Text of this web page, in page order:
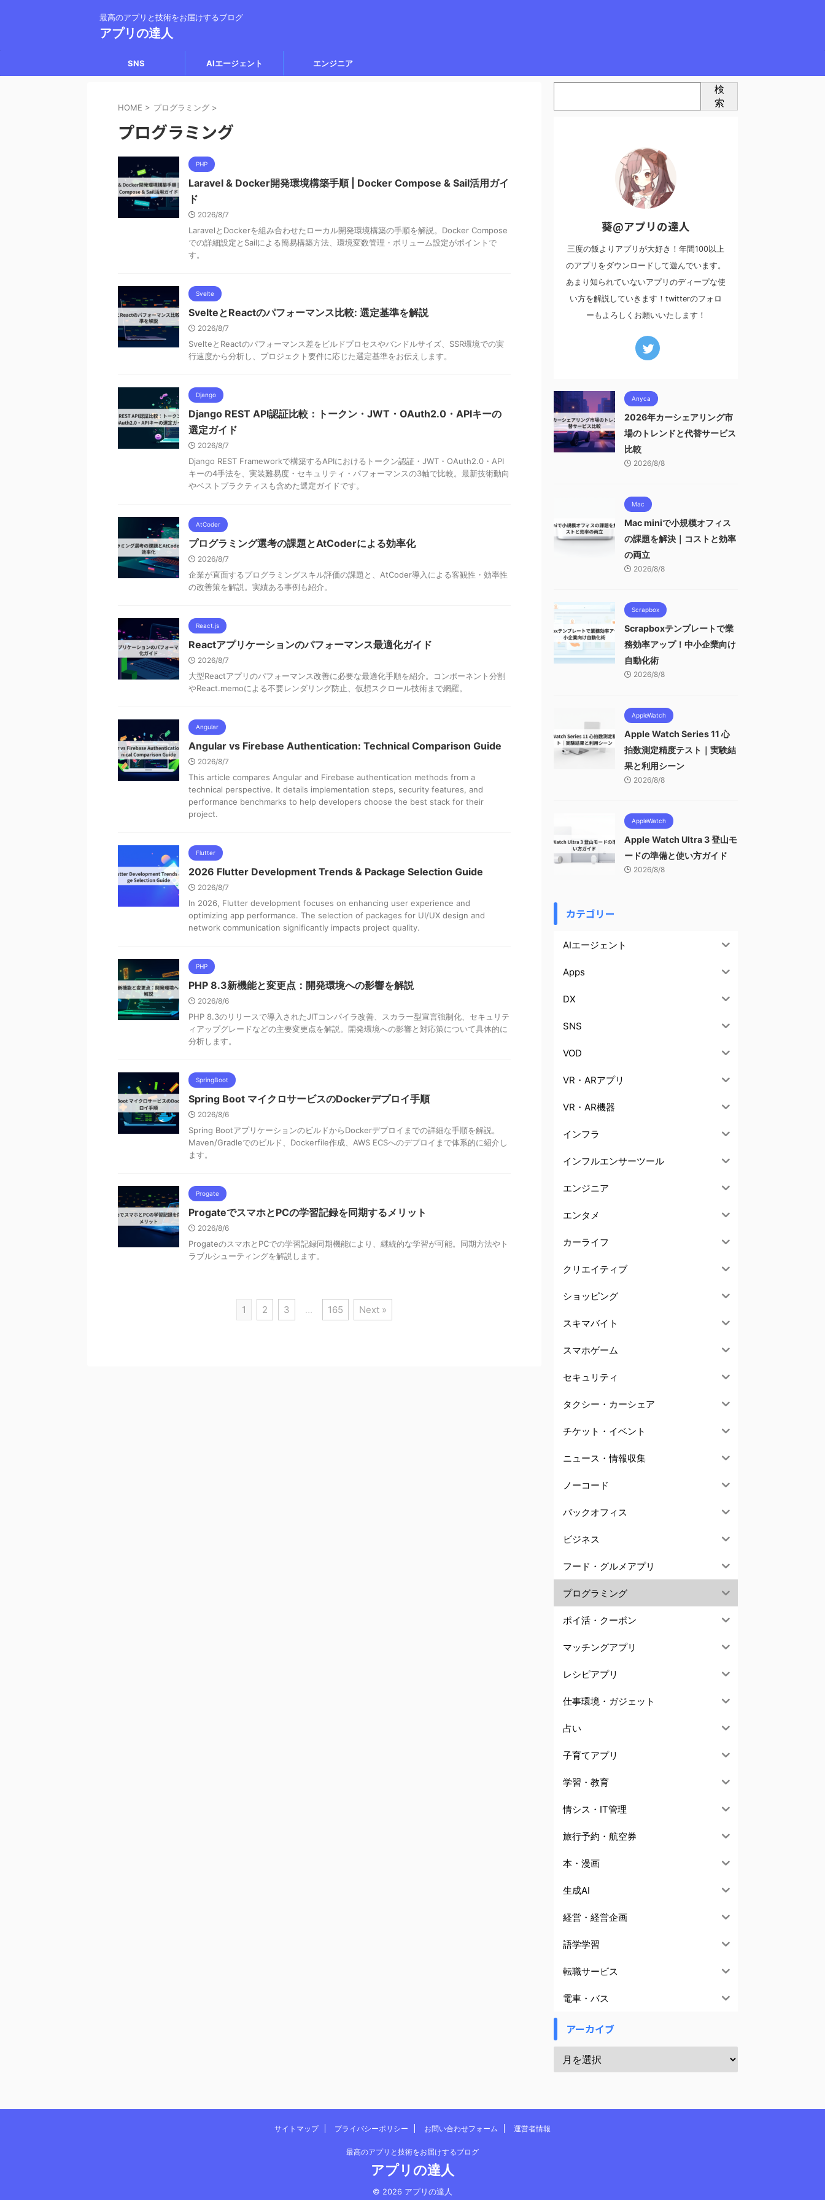
最高のアプリと技術をお届けするブログ
アプリの達人
SNS AIエージェント エンジニア
HOME > プログラミング >
プログラミング
PHP
Laravel & Docker開発環境構築手順 | Docker Compose & Sail活用ガイ
ド
2026/8/7
LaravelとDockerを組み合わせたローカル開発環境構築の手順を解説。Docker Compose
での詳細設定とSailによる簡易構築方法、環境変数管理・ボリューム設定がポイントで
す。
Svelte
SvelteとReactのパフォーマンス比較: 選定基準を解説
2026/8/7
SvelteとReactのパフォーマンス差をビルドプロセスやバンドルサイズ、SSR環境での実
行速度から分析し、プロジェクト要件に応じた選定基準をお伝えします。
Django
Django REST API認証比較：トークン・JWT・OAuth2.0・APIキーの
選定ガイド
2026/8/7
Django REST Frameworkで構築するAPIにおけるトークン認証・JWT・OAuth2.0・API
キーの4手法を、実装難易度・セキュリティ・パフォーマンスの3軸で比較。最新技術動向
やベストプラクティスも含めた選定ガイドです。
AtCoder
プログラミング選考の課題とAtCoderによる効率化
2026/8/7
企業が直面するプログラミングスキル評価の課題と、AtCoder導入による客観性・効率性
の改善策を解説。実績ある事例も紹介。
React.js
Reactアプリケーションのパフォーマンス最適化ガイド
2026/8/7
大型Reactアプリのパフォーマンス改善に必要な最適化手順を紹介。コンポーネント分割
やReact.memoによる不要レンダリング防止、仮想スクロール技術まで網羅。
Angular
Angular vs Firebase Authentication: Technical Comparison Guide
2026/8/7
This article compares Angular and Firebase authentication methods from a
technical perspective. It details implementation steps, security features, and
performance benchmarks to help developers choose the best stack for their
project.
Flutter
2026 Flutter Development Trends & Package Selection Guide
2026/8/7
In 2026, Flutter development focuses on enhancing user experience and
optimizing app performance. The selection of packages for UI/UX design and
network communication significantly impacts project quality.
PHP
PHP 8.3新機能と変更点：開発環境への影響を解説
2026/8/6
PHP 8.3のリリースで導入されたJITコンパイラ改善、スカラー型宣言強制化、セキュリテ
ィアップグレードなどの主要変更点を解説。開発環境への影響と対応策について具体的に
分析します。
SpringBoot
Spring Boot マイクロサービスのDockerデプロイ手順
2026/8/6
Spring BootアプリケーションのビルドからDockerデプロイまでの詳細な手順を解説。
Maven/Gradleでのビルド、Dockerfile作成、AWS ECSへのデプロイまで体系的に紹介し
ます。
Progate
ProgateでスマホとPCの学習記録を同期するメリット
2026/8/6
ProgateのスマホとPCでの学習記録同期機能により、継続的な学習が可能。同期方法やト
ラブルシューティングを解説します。
1 2 3 … 165 Next »
検
索
葵@アプリの達人
三度の飯よりアプリが大好き！年間100以上
のアプリをダウンロードして遊んでいます。
あまり知られていないアプリのディープな使
い方を解説していきます！twitterのフォロ
ーもよろしくお願いいたします！
Anyca
2026年カーシェアリング市
場のトレンドと代替サービス
比較
2026/8/8
Mac
Mac miniで小規模オフィス
の課題を解決｜コストと効率
の両立
2026/8/8
Scrapbox
Scrapboxテンプレートで業
務効率アップ！中小企業向け
自動化術
2026/8/8
AppleWatch
Apple Watch Series 11 心
拍数測定精度テスト｜実験結
果と利用シーン
2026/8/8
AppleWatch
Apple Watch Ultra 3 登山モ
ードの準備と使い方ガイド
2026/8/8
カテゴリー
AIエージェント
Apps
DX
SNS
VOD
VR・ARアプリ
VR・AR機器
インフラ
インフルエンサーツール
エンジニア
エンタメ
カーライフ
クリエイティブ
ショッピング
スキマバイト
スマホゲーム
セキュリティ
タクシー・カーシェア
チケット・イベント
ニュース・情報収集
ノーコード
バックオフィス
ビジネス
フード・グルメアプリ
プログラミング
ポイ活・クーポン
マッチングアプリ
レシピアプリ
仕事環境・ガジェット
占い
子育てアプリ
学習・教育
情シス・IT管理
旅行予約・航空券
本・漫画
生成AI
経営・経営企画
語学学習
転職サービス
電車・バス
アーカイブ
サイトマップ プライバシーポリシー お問い合わせフォーム 運営者情報
最高のアプリと技術をお届けするブログ
アプリの達人
© 2026 アプリの達人